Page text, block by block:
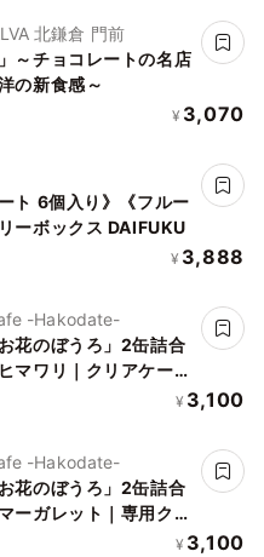
北鎌倉 門前
～チョコレートの名店
の新食感～
¥ 3,070
ト 6個入り》《フルー
ーボックス DAIFUKU
¥ 3,888
-Hakodate-
花のぼうろ」2缶詰合
マワリ｜クリアケース
¥ 3,100
-Hakodate-
花のぼうろ」2缶詰合
ーガレット｜専用クリ
¥ 3,100